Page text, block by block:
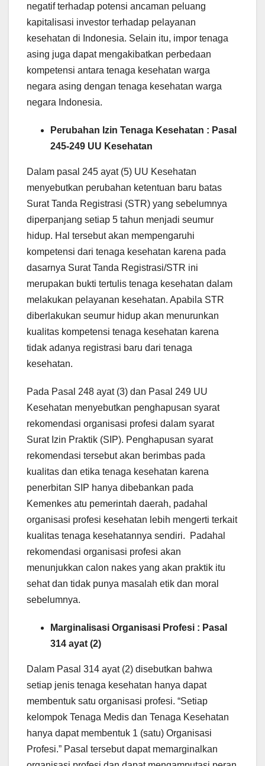
negatif terhadap potensi ancaman peluang
kapitalisasi investor terhadap pelayanan
kesehatan di Indonesia. Selain itu, impor tenaga
asing juga dapat mengakibatkan perbedaan
kompetensi antara tenaga kesehatan warga
negara asing dengan tenaga kesehatan warga
negara Indonesia.
Perubahan Izin Tenaga Kesehatan : Pasal
245-249 UU Kesehatan
Dalam pasal 245 ayat (5) UU Kesehatan
menyebutkan perubahan ketentuan baru batas
Surat Tanda Registrasi (STR) yang sebelumnya
diperpanjang setiap 5 tahun menjadi seumur
hidup. Hal tersebut akan mempengaruhi
kompetensi dari tenaga kesehatan karena pada
dasarnya Surat Tanda Registrasi/STR ini
merupakan bukti tertulis tenaga kesehatan dalam
melakukan pelayanan kesehatan. Apabila STR
diberlakukan seumur hidup akan menurunkan
kualitas kompetensi tenaga kesehatan karena
tidak adanya registrasi baru dari tenaga
kesehatan.
Pada Pasal 248 ayat (3) dan Pasal 249 UU
Kesehatan menyebutkan penghapusan syarat
rekomendasi organisasi profesi dalam syarat
Surat Izin Praktik (SIP). Penghapusan syarat
rekomendasi tersebut akan berimbas pada
kualitas dan etika tenaga kesehatan karena
penerbitan SIP hanya dibebankan pada
Kemenkes atu pemerintah daerah, padahal
organisasi profesi kesehatan lebih mengerti terkait
kualitas tenaga kesehatannya sendiri. Padahal
rekomendasi organisasi profesi akan
menunjukkan calon nakes yang akan praktik itu
sehat dan tidak punya masalah etik dan moral
sebelumnya.
Marginalisasi Organisasi Profesi : Pasal
314 ayat (2)
Dalam Pasal 314 ayat (2) disebutkan bahwa
setiap jenis tenaga kesehatan hanya dapat
membentuk satu organisasi profesi. “Setiap
kelompok Tenaga Medis dan Tenaga Kesehatan
hanya dapat membentuk 1 (satu) Organisasi
Profesi.” Pasal tersebut dapat memarginalkan